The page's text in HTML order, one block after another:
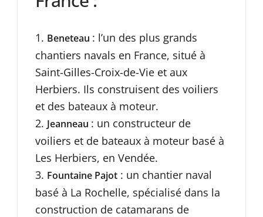
Beneteau : l’un des plus grands
chantiers navals en France, situé à
Saint-Gilles-Croix-de-Vie et aux
Herbiers. Ils construisent des voiliers
et des bateaux à moteur.
Jeanneau : un constructeur de
voiliers et de bateaux à moteur basé à
Les Herbiers, en Vendée.
Fountaine Pajot : un chantier naval
basé à La Rochelle, spécialisé dans la
construction de catamarans de